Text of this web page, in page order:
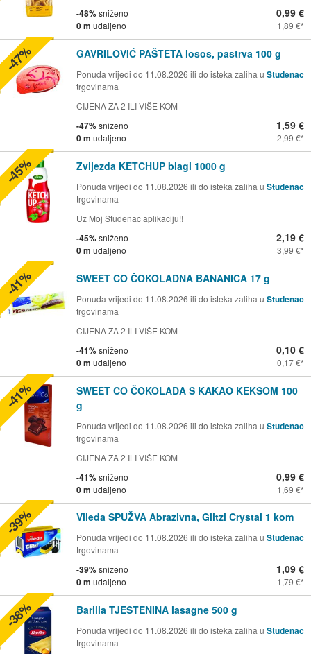
-48%sniženo
0 m udaljeno
0,99 €
1,89 €
GAVRILOVIĆ PAŠTETA losos, pastrva 100 g
Ponuda vrijedi do 11.08.2026 ili do isteka zaliha u Studenac
trgovinama
CIJENA ZA 2 ILI VIŠE KOM
-47%sniženo
0 m udaljeno
1,59 €
2,99 €
-47%
Zvijezda KETCHUP blagi 1000 g
Ponuda vrijedi do 11.08.2026 ili do isteka zaliha u Studenac
trgovinama
Uz Moj Studenac aplikaciju!!
-45%sniženo
0 m udaljeno
2,19 €
3,99 €
-45%
SWEET CO ČOKOLADNA BANANICA 17 g
Ponuda vrijedi do 11.08.2026 ili do isteka zaliha u Studenac
trgovinama
CIJENA ZA 2 ILI VIŠE KOM
-41%sniženo
0 m udaljeno
0,10 €
0,17 €
-41%
SWEET CO ČOKOLADA S KAKAO KEKSOM 100
g
Ponuda vrijedi do 11.08.2026 ili do isteka zaliha u Studenac
trgovinama
CIJENA ZA 2 ILI VIŠE KOM
-41%sniženo
0 m udaljeno
0,99 €
1,69 €
-41%
Vileda SPUŽVA Abrazivna, Glitzi Crystal 1 kom
Ponuda vrijedi do 11.08.2026 ili do isteka zaliha u Studenac
trgovinama
-39%sniženo
0 m udaljeno
1,09 €
1,79 €
-39%
Barilla TJESTENINA lasagne 500 g
Ponuda vrijedi do 11.08.2026 ili do isteka zaliha u Studenac
trgovinama
-38%